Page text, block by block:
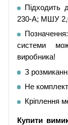
Підходить
230-А; МШУ
системи
виробника!
З
Не
Кріплення
Купити